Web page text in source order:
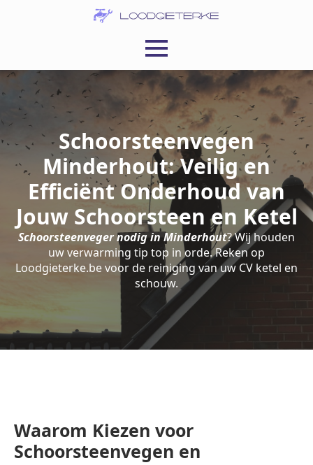
Schoorsteenvegen
Minderhout: Veilig en
Efficiënt Onderhoud van
Jouw Schoorsteen en Ketel
Schoorsteenveger nodig in Minderhout? Wij houden
uw verwarming tip top in orde. Reken op
Loodgieterke.be voor de reiniging van uw CV ketel en
schouw.
Waarom Kiezen voor
Schoorsteenvegen en